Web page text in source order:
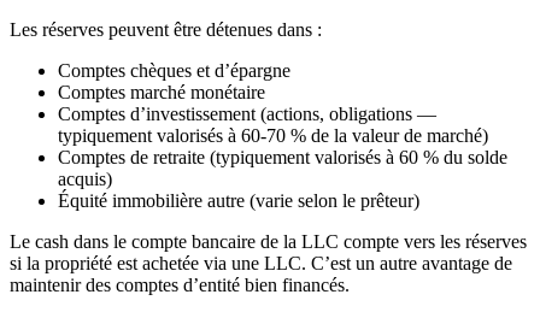
Les réserves peuvent être détenues dans :
Comptes chèques et d’épargne
Comptes marché monétaire
Comptes d’investissement (actions, obligations —
typiquement valorisés à 60-70 % de la valeur de marché)
Comptes de retraite (typiquement valorisés à 60 % du solde
acquis)
Équité immobilière autre (varie selon le prêteur)
Le cash dans le compte bancaire de la LLC compte vers les réserves
si la propriété est achetée via une LLC. C’est un autre avantage de
maintenir des comptes d’entité bien financés.